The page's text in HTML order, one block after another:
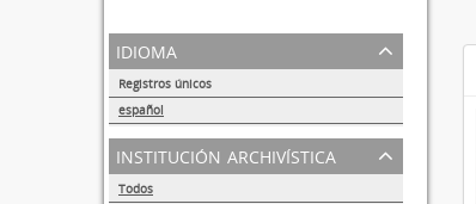
idioma
Registros únicos
español
1
institución archivística
Todos